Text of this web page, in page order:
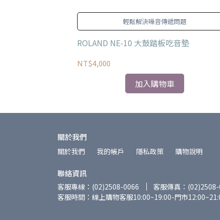
輕鬆解決噪音傳遞問題
ROLAND NE-10 大鼓踏板吃音墊
NT$4,000
加入購物車
關於我們
關於我們 我的帳戶 隱私政策 購物說明
聯絡資訊
客服專線：(02)2508-0066
客服傳真：
客服時間：線上購物客服10:00~19:00-門市